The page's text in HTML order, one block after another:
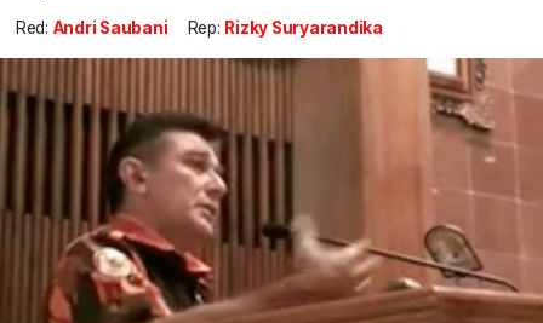
Red: Andri Saubani Rep: Rizky Suryarandika